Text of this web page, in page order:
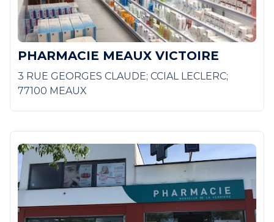
PHARMACIE MEAUX VICTOIRE
3 RUE GEORGES CLAUDE; CCIAL LECLERC;
77100 MEAUX